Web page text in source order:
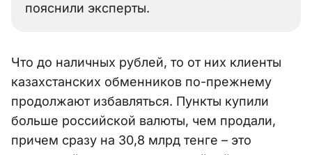
пояснили эксперты.
Что до наличных рублей, то от них клиенты
казахстанских обменников по-прежнему
продолжают избавляться. Пункты купили
больше российской валюты, чем продали,
причем сразу на 30,8 млрд тенге – это